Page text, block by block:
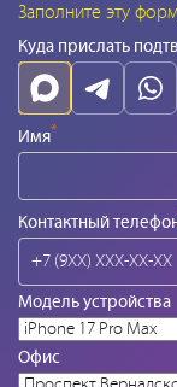
Заполните эту
Куда прислать
Имя*
Контактный
Модель устройства
Офис